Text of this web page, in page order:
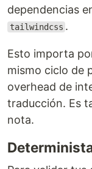
dependencias
tailwindcss .
Esto importa
mismo ciclo de
overhead de
traducción. Es
nota.